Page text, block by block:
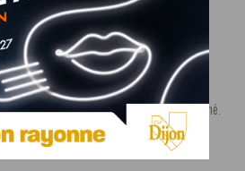
,SPORT
arrivée à la JDA Basket,
Thompson est dijonnais
2026
estival de la JDA n’est pas encore terminé.
nouvelle recrue vient...